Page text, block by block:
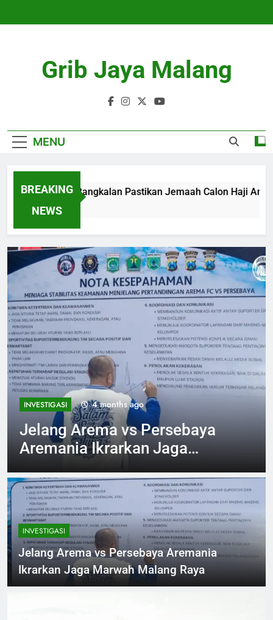
Grib Jaya Malang
MENU
BREAKING
NEWS
Kemenhaj Bangkalan Pastikan Jemaah Calon Haji Aman
4 Months Ago
INVESTIGASI 4 months ago
Jelang Arema vs Persebaya
Aremania Ikrarkan Jaga
Marwah Malang Raya
INVESTIGASI
Jelang Arema vs Persebaya Aremania
Ikrarkan Jaga Marwah Malang Raya